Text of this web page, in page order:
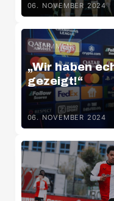
06. NOVEMBER 2024
STIMMEN
„Wir haben
gezeigt!“
06. NOVEMBER 2024